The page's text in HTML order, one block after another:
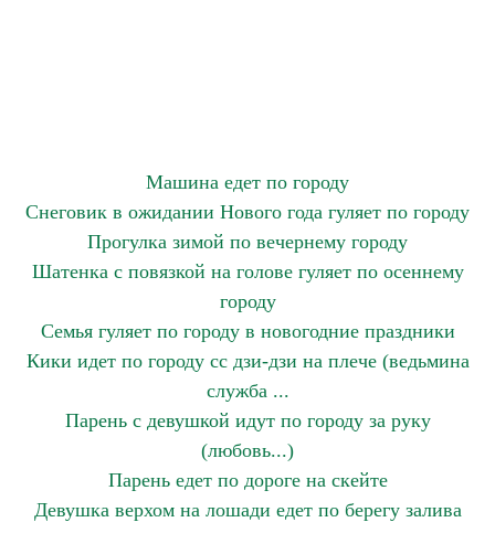
Машина едет по городу
Снеговик в ожидании Нового года гуляет по городу
Прогулка зимой по вечернему городу
Шатенка с повязкой на голове гуляет по осеннему
городу
Семья гуляет по городу в новогодние праздники
Кики идет по городу сс дзи-дзи на плече (ведьмина
служба ...
Парень с девушкой идут по городу за руку
(любовь...)
Парень едет по дороге на скейте
Девушка верхом на лошади едет по берегу залива